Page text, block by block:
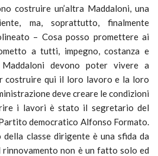
costruire un’altra Maddaloni, una
ma, soprattutto, finalmente
– Cosa posso promettere ai
a tutti, impegno, costanza e
devono poter vivere a
costruire qui il loro lavoro e la loro
deve creare le condizioni
i lavori è stato il segretario del
democratico Alfonso Formato.
classe dirigente è una sfida da
rinnovamento non è un fatto solo ed